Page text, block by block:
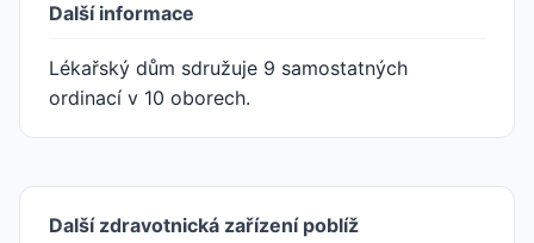
Další informace
Lékařský dům sdružuje 9 samostatných
ordinací v 10 oborech.
Další zdravotnická zařízení poblíž